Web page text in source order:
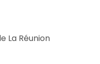
La Réunion